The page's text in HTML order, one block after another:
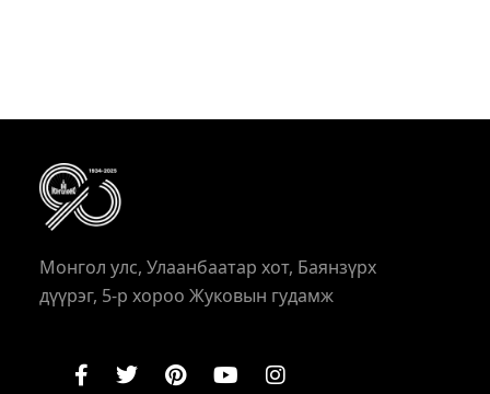
Монгол улс, Улаанбаатар хот, Баянзүрх
дүүрэг, 5-р хороо Жуковын гудамж